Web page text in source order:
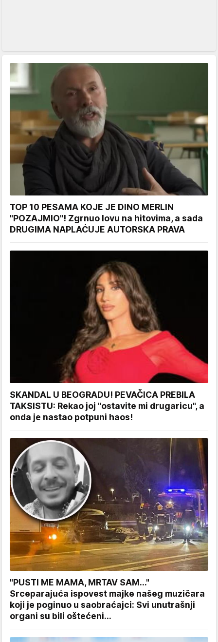
TOP 10 PESAMA KOJE JE DINO MERLIN
"POZAJMIO"! Zgrnuo lovu na hitovima, a sada
DRUGIMA NAPLAĆUJE AUTORSKA PRAVA
SKANDAL U BEOGRADU! PEVAČICA PREBILA
TAKSISTU: Rekao joj "ostavite mi drugaricu", a
onda je nastao potpuni haos!
"PUSTI ME MAMA, MRTAV SAM..."
Srceparajuća ispovest majke našeg muzičara
koji je poginuo u saobraćajci: Svi unutrašnji
organi su bili oštećeni...